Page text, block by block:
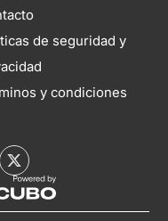
de seguridad y
y condiciones